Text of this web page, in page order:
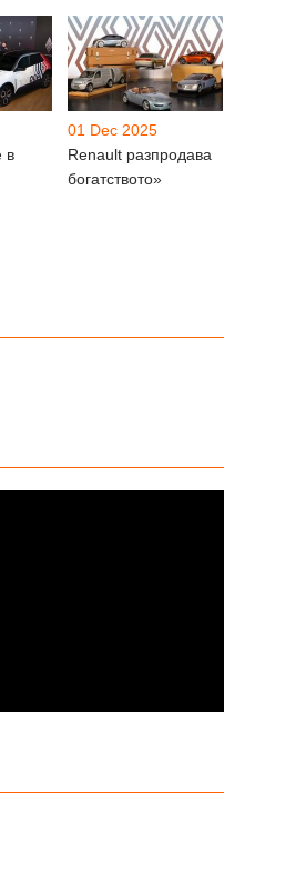
в
01 Dec 2025
Renault разпродава
богатството»